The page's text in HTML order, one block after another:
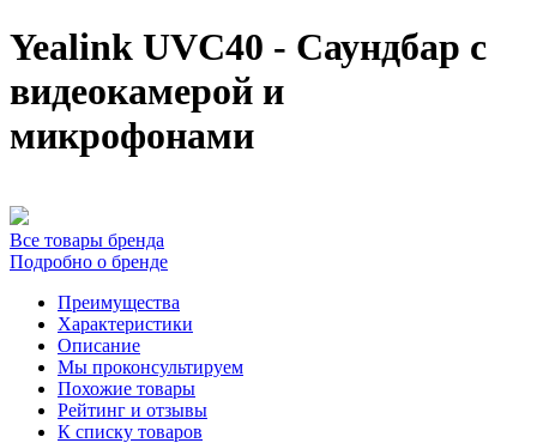
Yealink UVC40 - Саундбар с
видеокамерой и
микрофонами
Все товары бренда
Подробно о бренде
Преимущества
Характеристики
Описание
Мы проконсультируем
Похожие товары
Рейтинг и отзывы
К списку товаров